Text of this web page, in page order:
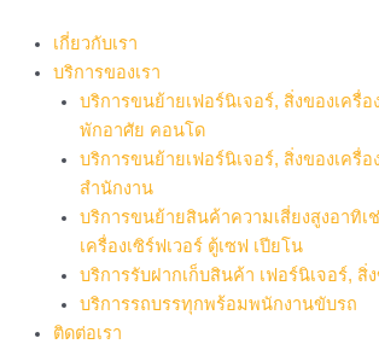
content
เกี่ยวกับเรา
บริการของเรา
บริการขนย้ายเฟอร์นิเจอร์, สิ่งของเครื่
พักอาศัย คอนโด
บริการขนย้ายเฟอร์นิเจอร์, สิ่งของเครื่อ
สำนักงาน
บริการขนย้ายสินค้าความเสี่ยงสูงอาทิเ
เครื่องเซิร์ฟเวอร์ ตู้เซฟ เปียโน
บริการรับฝากเก็บสินค้า เฟอร์นิเจอร์, สิ่
บริการรถบรรทุกพร้อมพนักงานขับรถ
ติดต่อเรา